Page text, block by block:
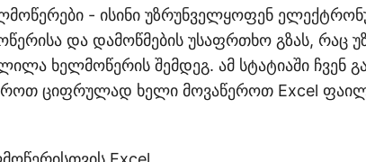
- ისინი უზრუნველყოფენ
და დამოწმების უსაფრთხო გზას, რაც
ხელმოწერის შემდეგ. ამ სტატიაში ჩვენ
ციფრულად ხელი მოვაწეროთ Excel